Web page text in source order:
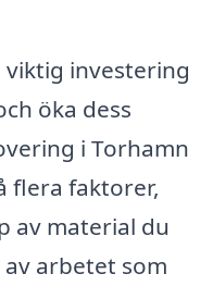
investering
öka dess
i Torhamn
flera faktorer,
av material du
arbetet som